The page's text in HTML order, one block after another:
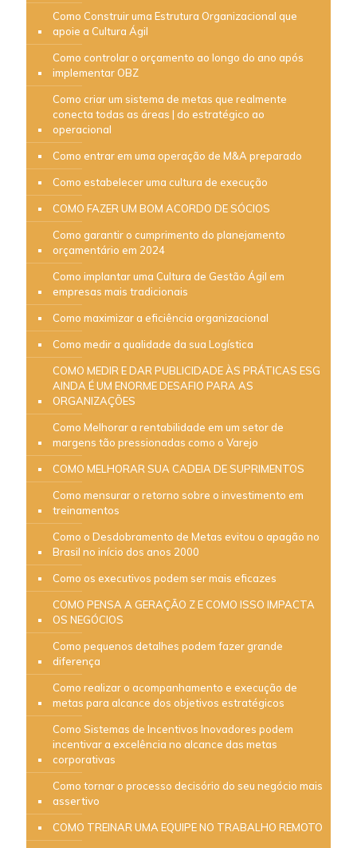
Como Construir uma Estrutura Organizacional que
apoie a Cultura Ágil
Como controlar o orçamento ao longo do ano após
implementar OBZ
Como criar um sistema de metas que realmente
conecta todas as áreas | do estratégico ao
operacional
Como entrar em uma operação de M&A preparado
Como estabelecer uma cultura de execução
COMO FAZER UM BOM ACORDO DE SÓCIOS
Como garantir o cumprimento do planejamento
orçamentário em 2024
Como implantar uma Cultura de Gestão Ágil em
empresas mais tradicionais
Como maximizar a eficiência organizacional
Como medir a qualidade da sua Logística
COMO MEDIR E DAR PUBLICIDADE ÀS PRÁTICAS ESG
AINDA É UM ENORME DESAFIO PARA AS
ORGANIZAÇÕES
Como Melhorar a rentabilidade em um setor de
margens tão pressionadas como o Varejo
COMO MELHORAR SUA CADEIA DE SUPRIMENTOS
Como mensurar o retorno sobre o investimento em
treinamentos
Como o Desdobramento de Metas evitou o apagão no
Brasil no início dos anos 2000
Como os executivos podem ser mais eficazes
COMO PENSA A GERAÇÃO Z E COMO ISSO IMPACTA
OS NEGÓCIOS
Como pequenos detalhes podem fazer grande
diferença
Como realizar o acompanhamento e execução de
metas para alcance dos objetivos estratégicos
Como Sistemas de Incentivos Inovadores podem
incentivar a excelência no alcance das metas
corporativas
Como tornar o processo decisório do seu negócio mais
assertivo
COMO TREINAR UMA EQUIPE NO TRABALHO REMOTO